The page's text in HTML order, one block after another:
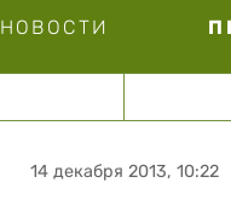
НОВОСТИ
14 декабря 2013, 10:22